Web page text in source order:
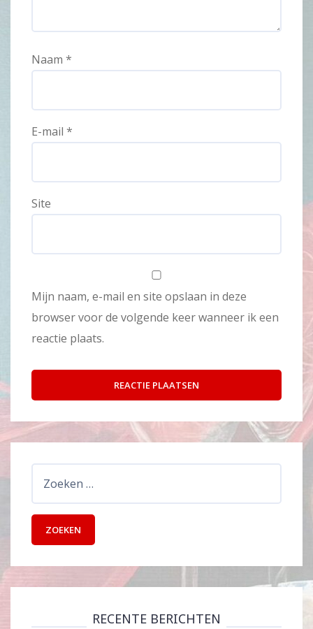
Naam *
E-mail *
Site
Mijn naam, e-mail en site opslaan in deze
browser voor de volgende keer wanneer ik een
reactie plaats.
RECENTE BERICHTEN